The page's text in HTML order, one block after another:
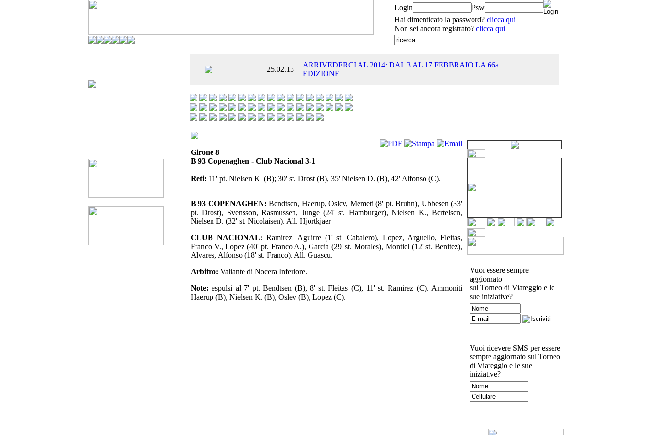
Login
Psw
Hai dimenticato la password? clicca qui
Non sei ancora registrato? clicca qui
25.02.13
ARRIVEDERCI AL 2014: DAL 3 AL 17 FEBBRAIO LA 66a
EDIZIONE
Girone 8
B 93 Copenaghen - Club Nacional 3-1
Reti: 11' pt. Nielsen K. (B); 30' st. Drost (B), 35' Nielsen D. (B), 42' Alfonso (C).
B 93 COPENAGHEN: Bendtsen, Haerup, Oslev, Memeti (8' pt. Bruhn), Ubbesen (33'
pt. Drost), Svensson, Rasmussen, Junge (24' st. Hamburger), Nielsen K., Bertelsen,
Nielsen D. (32' st. Nicolaisen). All. Hjortkjaer
CLUB NACIONAL: Ramirez, Aguirre (1' st. Cabalero), Lopez, Arguello, Fleitas,
Franco V., Lopez (40' pt. Franco A.), Garcia (29' st. Morales), Montiel (12' st. Benitez),
Alvares, Alfonso (18' st. Franco). All. Guascu.
Arbitro: Valiante di Nocera Inferiore.
Note: espulsi al 7' pt. Bendtsen (B), 8' st. Fleitas (C), 11' st. Ramirez (C). Ammoniti
Haerup (B), Nielsen K. (B), Oslev (B), Lopez (C).
Vuoi essere sempre
aggiornato
sul Torneo di Viareggio e le
sue iniziative?
Vuoi ricevere SMS per essere
sempre aggiornato sul Torneo
di Viareggio e le sue
iniziative?